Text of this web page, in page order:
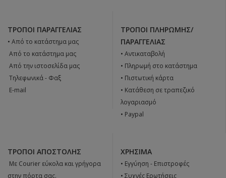
ΤΡΌΠΟΙ ΠΑΡΑΓΓΕΛΊΑΣ
• Από το κατάστημα μας
 Από το κατάστημα μας
 Από την ιστοσελίδα μας
 Tηλεφωνικά - Φαξ
 E-mail
ΤΡΌΠΟΙ ΠΛΗΡΩΜΉΣ/
ΠΑΡΑΓΓΕΛΊΑΣ
• Αντικαταβολή
• Πληρωμή στο κατάστημα
• Πιστωτική κάρτα
• Κατάθεση σε τραπεζικό
λογαριασμό
• Paypal
ΤΡΌΠΟΙ ΑΠΟΣΤΟΛΉΣ
 Με Courier εύκολα και γρήγορα
στην πόρτα σας.
ΧΡΉΣΙΜΑ
• Εγγύηση - Επιστροφές
• Συχνές Ερωτήσεις